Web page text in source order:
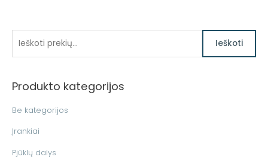
k
i
Ieškoti
Produkto kategorijos
Be kategorijos
Įrankiai
Pjūklų dalys